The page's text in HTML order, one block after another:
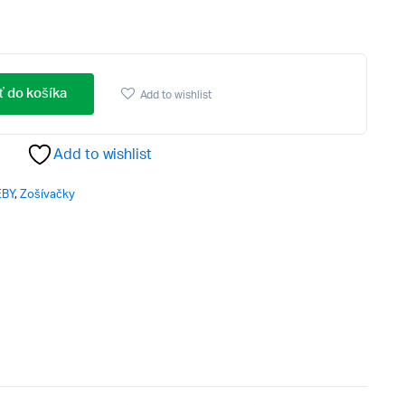
do košíka Add to wishlist
Add to wishlist
,Zošívačky